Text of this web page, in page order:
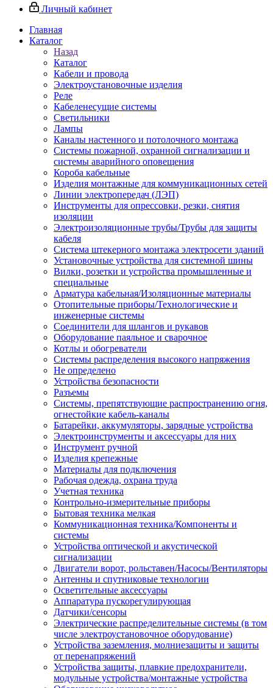
Личный кабинет
Главная
Каталог
Назад
Каталог
Кабели и провода
Электроустановочные изделия
Реле
Кабеленесущие системы
Светильники
Лампы
Каналы настенного и потолочного монтажа
Системы пожарной, охранной сигнализации и
системы аварийного оповещения
Короба кабельные
Изделия монтажные для коммуникационных сетей
Линии электропередач (ЛЭП)
Инструменты для опрессовки, резки, снятия
изоляции
Электроизоляционные трубы/Трубы для защиты
кабеля
Система штекерного монтажа электросети зданий
Установочные устройства для системной шины
Вилки, розетки и устройства промышленные и
специальные
Арматура кабельная/Изоляционные материалы
Отопительные приборы/Технологические и
инженерные системы
Соединители для шлангов и рукавов
Оборудование паяльное и сварочное
Котлы и обогреватели
Системы распределения высокого напряжения
Не определено
Устройства безопасности
Разъемы
Системы, препятствующие распространению огня,
огнестойкие кабель-каналы
Батарейки, аккумуляторы, зарядные устройства
Электроинструменты и аксессуары для них
Инструмент ручной
Изделия крепежные
Материалы для подключения
Рабочая одежда, охрана труда
Учетная техника
Контрольно-измерительные приборы
Бытовая техника мелкая
Коммуникационная техника/Компоненты и
системы
Устройства оптической и акустической
сигнализации
Двигатели ворот, рольставен/Насосы/Вентиляторы
Антенны и спутниковые технологии
Осветительные аксессуары
Аппаратура пускорегулирующая
Датчики/сенсоры
Электрические распределительные системы (в том
числе электроустановочное оборудование)
Устройства заземления, молниезащиты и защиты
от перенапряжений
Устройства защиты, плавкие предохранители,
модульные устройства/монтажные устройства